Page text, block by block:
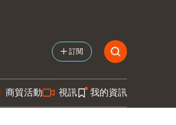
訂閱
商貿活動 視訊 我的資訊